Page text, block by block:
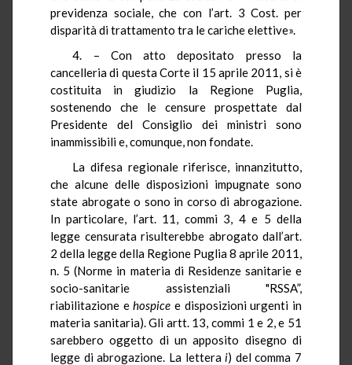
previdenza sociale, che con l’art. 3 Cost. per
disparità di trattamento tra le cariche elettive».
4. – Con atto depositato presso la
cancelleria di questa Corte il 15 aprile 2011, si è
costituita in giudizio la Regione Puglia,
sostenendo che le censure prospettate dal
Presidente del Consiglio dei ministri sono
inammissibili e, comunque, non fondate.
La difesa regionale riferisce, innanzitutto,
che alcune delle disposizioni impugnate sono
state abrogate o sono in corso di abrogazione.
In particolare, l’art. 11, commi 3, 4 e 5 della
legge censurata risulterebbe abrogato dall’art.
2 della legge della Regione Puglia 8 aprile 2011,
n. 5 (Norme in materia di Residenze sanitarie e
socio-sanitarie assistenziali "RSSA”,
riabilitazione ehospice e disposizioni urgenti in
materia sanitaria). Gli artt. 13, commi 1 e 2, e 51
sarebbero oggetto di un apposito disegno di
legge di abrogazione. La letterai) del comma 7